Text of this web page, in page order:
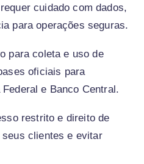
cuidado com dados,
para operações seguras.
para coleta e uso de
oficiais para
e Banco Central.
restrito e direito de
clientes e evitar